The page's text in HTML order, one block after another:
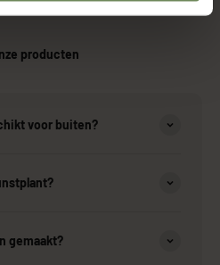
producten
voor buiten?
gemaakt?